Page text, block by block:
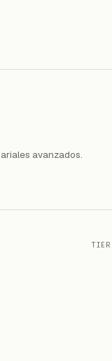
avanzados.
TIER